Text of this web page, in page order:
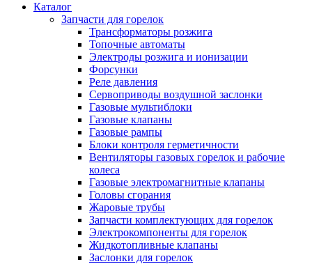
Каталог
Запчасти для горелок
Трансформаторы розжига
Топочные автоматы
Электроды розжига и ионизации
Форсунки
Реле давления
Сервоприводы воздушной заслонки
Газовые мультиблоки
Газовые клапаны
Газовые рампы
Блоки контроля герметичности
Вентиляторы газовых горелок и рабочие
колеса
Газовые электромагнитные клапаны
Головы сгорания
Жаровые трубы
Запчасти комплектующих для горелок
Электрокомпоненты для горелок
Жидкотопливные клапаны
Заслонки для горелок